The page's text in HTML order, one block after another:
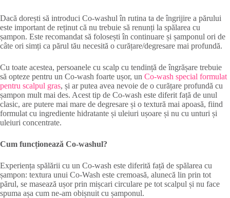
Dacă dorești să introduci Co-washul în rutina ta de îngrijire a părului
este important de reținut că nu trebuie să renunți la spălarea cu
șampon. Este recomandat să folosești în continuare și șamponul ori de
câte ori simți ca părul tău necesită o curățare/degresare mai profundă.
Cu toate acestea, persoanele cu scalp cu tendință de îngrășare trebuie
să opteze pentru un Co-wash foarte ușor, un Co-wash special formulat
pentru scalpul gras, și ar putea avea nevoie de o curățare profundă cu
șampon mult mai des. Acest tip de Co-wash este diferit față de unul
clasic, are putere mai mare de degresare și o textură mai apoasă, fiind
formulat cu ingrediente hidratante și uleiuri ușoare și nu cu unturi și
uleiuri concentrate.
Cum funcționează Co-washul?
Experiența spălării cu un Co-wash este diferită față de spălarea cu
șampon: textura unui Co-Wash este cremoasă, alunecă lin prin tot
părul, se masează ușor prin mișcari circulare pe tot scalpul și nu face
spuma așa cum ne-am obișnuit cu șamponul.